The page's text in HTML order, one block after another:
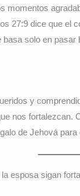
momentos
27:9 dice que el
solo en
y
nos
de Jehová para
esposa sigan